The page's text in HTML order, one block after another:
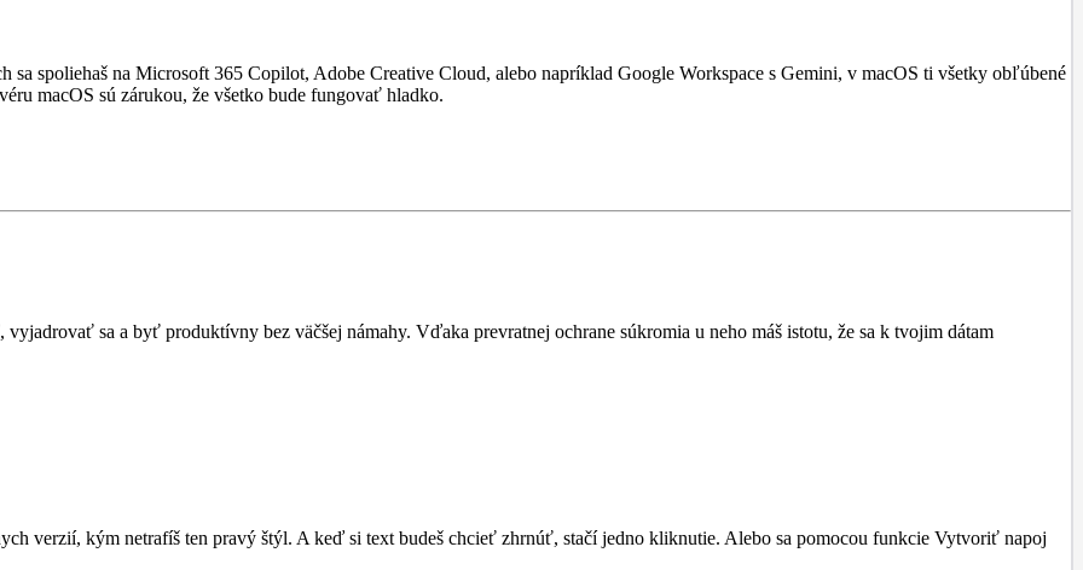
sa spoliehaš na Microsoft 365 Copilot, Adobe Creative Cloud, alebo napríklad Google Workspace s Gemini, v macOS ti všetky obľúbené
macOS sú zárukou, že všetko bude fungovať hladko.
sa a byť produktívny bez väčšej námahy. Vďaka prevratnej ochrane súkromia u neho máš istotu, že sa k tvojim dátam
verzií, kým netrafíš ten pravý štýl. A keď si text budeš chcieť zhrnúť, stačí jedno kliknutie. Alebo sa pomocou funkcie Vytvoriť napoj